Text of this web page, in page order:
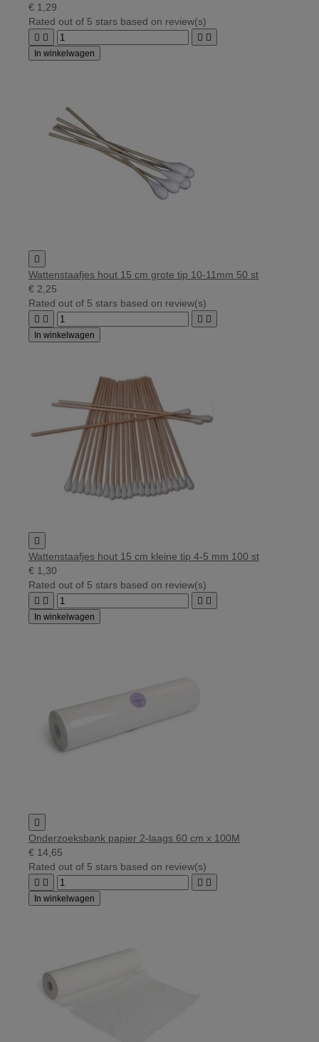
€ 1,29
Rated out of 5 stars based on review(s)
   
In winkelwagen

Wattenstaafjes hout 15 cm grote tip 10-11mm 50 st
€ 2,25
Rated out of 5 stars based on review(s)
   
In winkelwagen

Wattenstaafjes hout 15 cm kleine tip 4-5 mm 100 st
€ 1,30
Rated out of 5 stars based on review(s)
   
In winkelwagen

Onderzoeksbank papier 2-laags 60 cm x 100M
€ 14,65
Rated out of 5 stars based on review(s)
   
In winkelwagen